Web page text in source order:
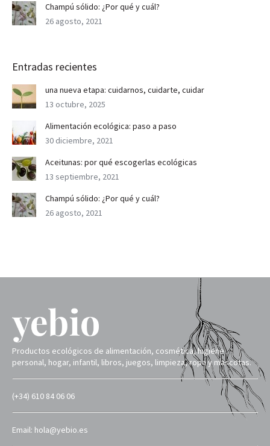
Champú sólido: ¿Por qué y cuál?
26 agosto, 2021
Entradas recientes
una nueva etapa: cuidarnos, cuidarte, cuidar
13 octubre, 2025
Alimentación ecológica: paso a paso
30 diciembre, 2021
Aceitunas: por qué escogerlas ecológicas
13 septiembre, 2021
Champú sólido: ¿Por qué y cuál?
26 agosto, 2021
Productos ecológicos de alimentación, cosmética, higiene
personal, hogar, infantil, libros, juegos, limpieza, ropa y mascotas.
(+34) 610 84 06 06
Email: hola@yebio.es